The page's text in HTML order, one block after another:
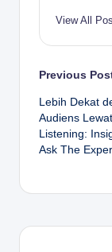
View All
Post
Previous
Lebih Dekat
Audiens
Listening:
Ask The